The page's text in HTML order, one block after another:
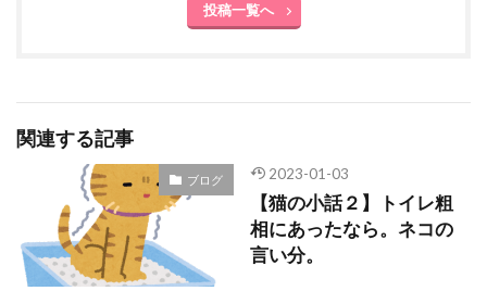
投稿一覧へ
関連する記事
ブログ 2023-01-03
【猫の小話２】トイレ粗
相にあったなら。ネコの
言い分。